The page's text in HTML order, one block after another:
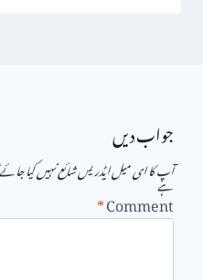
جواب دیں
آپ کا ای میل ایڈریس شائع نہیں کیا
ہے
Comment
*